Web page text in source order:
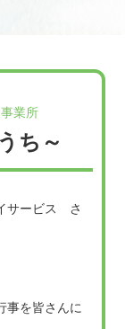
業所
ち～
サービス さ
事を皆さんに